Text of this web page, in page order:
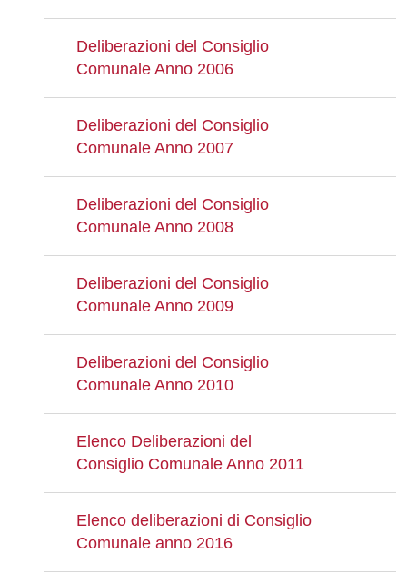
Deliberazioni del Consiglio
Comunale Anno 2006
Deliberazioni del Consiglio
Comunale Anno 2007
Deliberazioni del Consiglio
Comunale Anno 2008
Deliberazioni del Consiglio
Comunale Anno 2009
Deliberazioni del Consiglio
Comunale Anno 2010
Elenco Deliberazioni del
Consiglio Comunale Anno 2011
Elenco deliberazioni di Consiglio
Comunale anno 2016